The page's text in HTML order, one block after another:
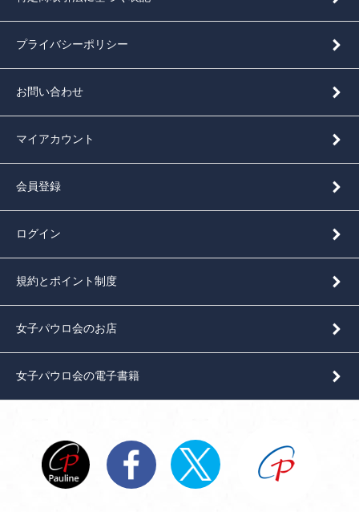
プライバシーポリシー
お問い合わせ
マイアカウント
会員登録
ログイン
規約とポイント制度
女子パウロ会のお店
女子パウロ会の電子書籍